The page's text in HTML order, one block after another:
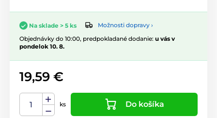
Na sklade > 5 ks
Možnosti dopravy ›
Objednávky do 10:00, predpokladané dodanie: u vás v
pondelok 10. 8.
19,59 €
ks Do košíka